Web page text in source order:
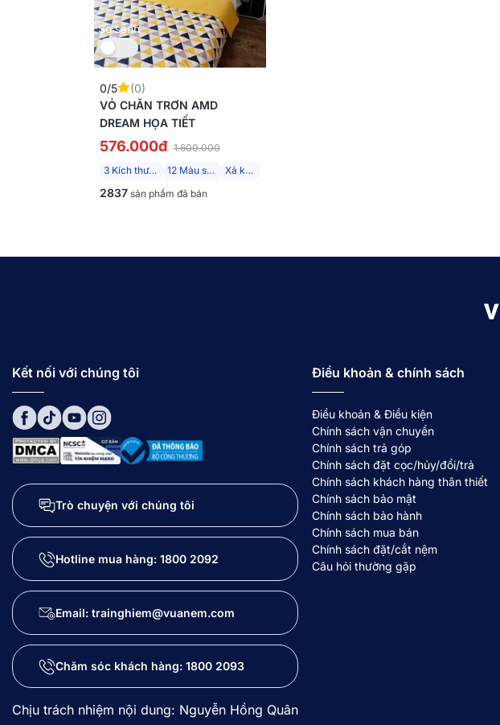
So sánh
0/5
(0)
VỎ CHĂN TRƠN AMD
DREAM HỌA TIẾT
576.000đ 1.600.000
3 Kích thước
12 Màu sắc Xả kho
2837 sản phẩm đã bán
Kết nối với chúng tôi
Trò chuyện với chúng tôi
Hotline mua hàng: 1800 2092
Email: trainghiem@vuanem.com
Chăm sóc khách hàng: 1800 2093
Chịu trách nhiệm nội dung: Nguyễn Hồng Quân
Điều khoản & chính sách
Điều khoản & Điều kiện
Chính sách vận chuyển
Chính sách trả góp
Chính sách đặt cọc/hủy/đổi/trả
Chính sách khách hàng thân thiết
Chính sách bảo mật
Chính sách bảo hành
Chính sách mua bán
Chính sách đặt/cắt nệm
Câu hỏi thường gặp